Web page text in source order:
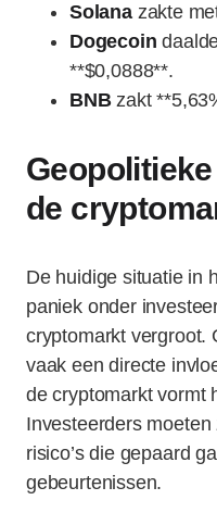
Solanazakte
Dogecoin
**$0,0888**.
BNBzakt
de
De huidige situatie in
paniek onder
cryptomarkt vergroot.
vaak een directe
de cryptomarkt vormt
Investeerders
risico’s die gepaard
gebeurtenissen.